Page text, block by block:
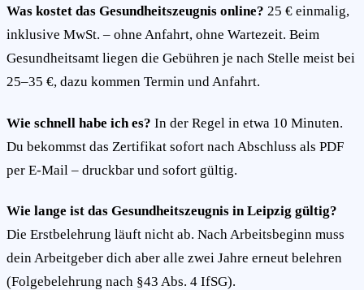
Was kostet das Gesundheitszeugnis online? 25 € einmalig,
inklusive MwSt. – ohne Anfahrt, ohne Wartezeit. Beim
Gesundheitsamt liegen die Gebühren je nach Stelle meist bei
25–35 €, dazu kommen Termin und Anfahrt.
Wie schnell habe ich es? In der Regel in etwa 10 Minuten.
Du bekommst das Zertifikat sofort nach Abschluss als PDF
per E-Mail – druckbar und sofort gültig.
Wie lange ist das Gesundheitszeugnis in Leipzig gültig?
Die Erstbelehrung läuft nicht ab. Nach Arbeitsbeginn muss
dein Arbeitgeber dich aber alle zwei Jahre erneut belehren
(Folgebelehrung nach §43 Abs. 4 IfSG).